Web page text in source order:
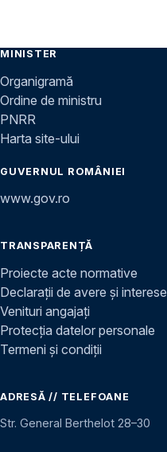
MINISTER
Organigramă
Ordine de ministru
PNRR
Harta site-ului
GUVERNUL ROMÂNIEI
www.gov.ro
TRANSPARENȚĂ
Proiecte acte normative
Declarații de avere și interese
Venituri angajați
Protecția datelor personale
Termeni și condiții
ADRESĂ // TELEFOANE
Str. General Berthelot 28–30